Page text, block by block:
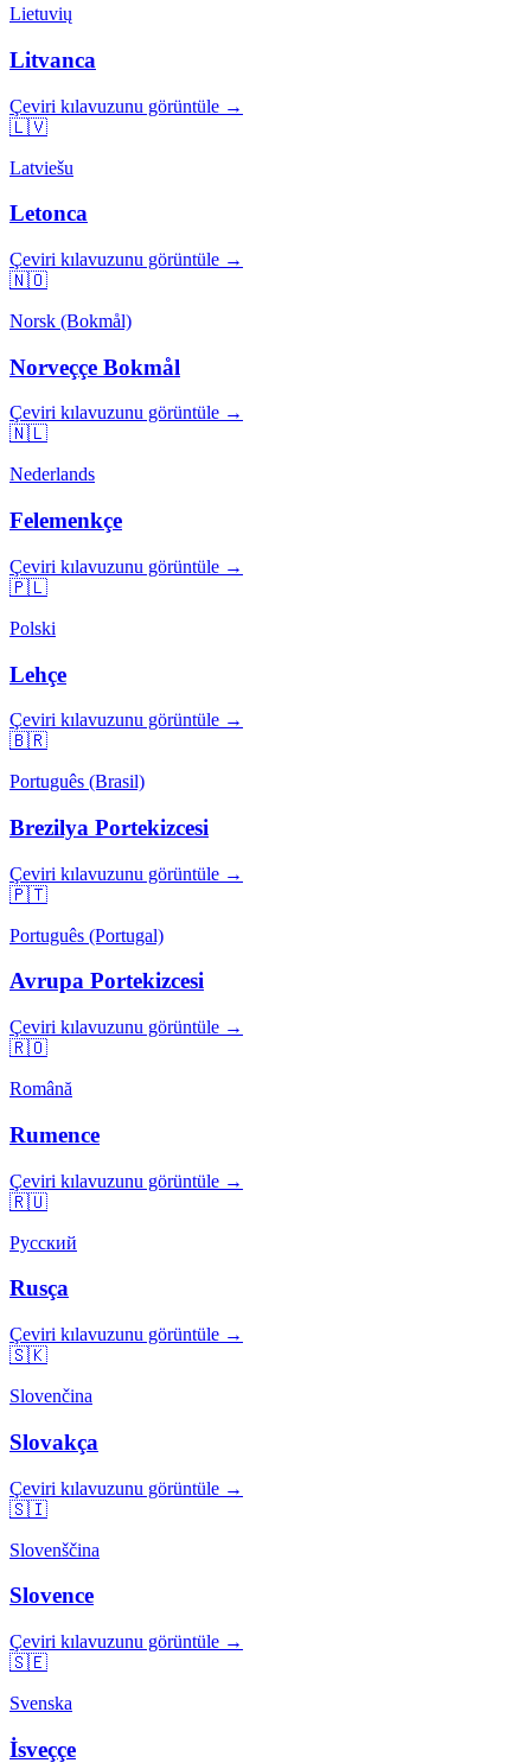
Lietuvių
Litvanca
Çeviri kılavuzunu görüntüle →
🇱🇻
Latviešu
Letonca
Çeviri kılavuzunu görüntüle →
🇳🇴
Norsk (Bokmål)
Norveççe Bokmål
Çeviri kılavuzunu görüntüle →
🇳🇱
Nederlands
Felemenkçe
Çeviri kılavuzunu görüntüle →
🇵🇱
Polski
Lehçe
Çeviri kılavuzunu görüntüle →
🇧🇷
Português (Brasil)
Brezilya Portekizcesi
Çeviri kılavuzunu görüntüle →
🇵🇹
Português (Portugal)
Avrupa Portekizcesi
Çeviri kılavuzunu görüntüle →
🇷🇴
Română
Rumence
Çeviri kılavuzunu görüntüle →
🇷🇺
Русский
Rusça
Çeviri kılavuzunu görüntüle →
🇸🇰
Slovenčina
Slovakça
Çeviri kılavuzunu görüntüle →
🇸🇮
Slovenščina
Slovence
Çeviri kılavuzunu görüntüle →
🇸🇪
Svenska
İsveççe